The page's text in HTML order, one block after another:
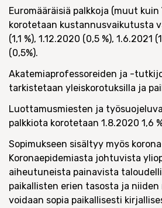
Euromääräisiä palkkoja (muut
korotetaan kustannusvaikutusta
(1,1 %), 1.12.2020 (0,5 %), 1.6.2021
(0,5%).
Akatemiaprofessoreiden ja -
tarkistetaan yleiskorotuksilla ja
Luottamusmiesten ja
palkkiota korotetaan 1.8.2020 1,6
Sopimukseen sisältyy myös
Koronaepidemiasta johtuvista
aiheutuneista painavista
paikallisten erien tasosta ja
voidaan sopia paikallisesti